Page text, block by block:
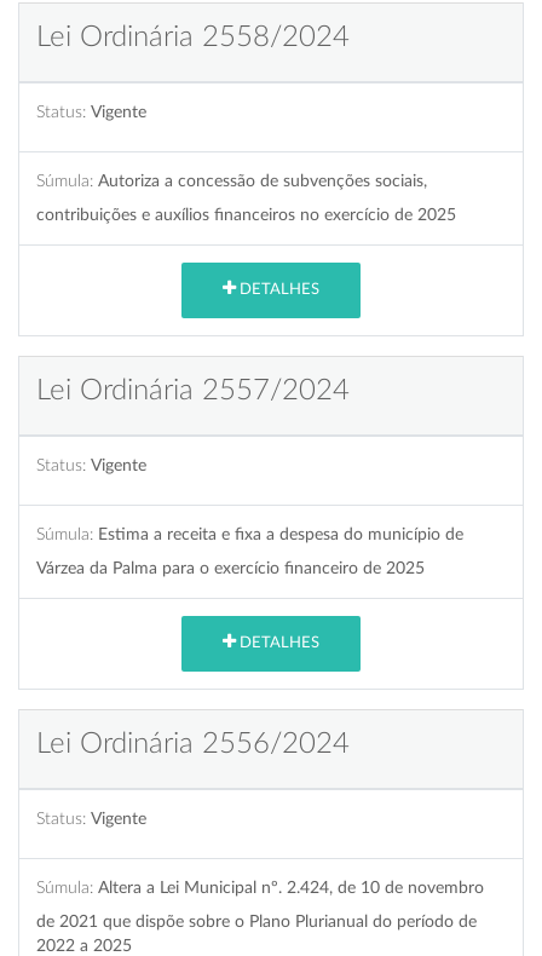
Lei Ordinária 2558/2024
Status: Vigente
Súmula: Autoriza a concessão de subvenções sociais,
contribuições e auxílios financeiros no exercício de 2025
DETALHES
Lei Ordinária 2557/2024
Status: Vigente
Súmula: Estima a receita e fixa a despesa do município de
Várzea da Palma para o exercício financeiro de 2025
DETALHES
Lei Ordinária 2556/2024
Status: Vigente
Súmula: Altera a Lei Municipal nº. 2.424, de 10 de novembro
de 2021 que dispõe sobre o Plano Plurianual do período de
2022 a 2025